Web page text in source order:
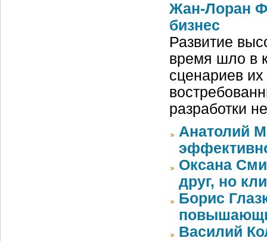
Жан-Лоран
бизнес
Развитие
время шло в
сценариев их
разработки
Анатолий
Оксана
друг, но
Борис
Василий